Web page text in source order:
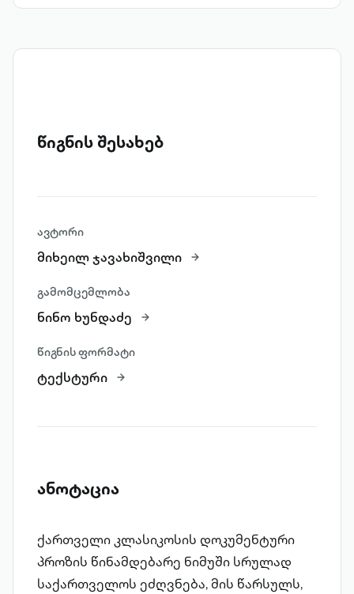
წიგნის შესახებ
ავტორი
მიხეილ ჯავახიშვილი
გამომცემლობა
ნინო ხუნდაძე
წიგნის ფორმატი
ტექსტური
ანოტაცია
ქართველი კლასიკოსის დოკუმენტური
პროზის წინამდებარე ნიმუში სრულად
საქართველოს ეძღვნება, მის წარსულს,